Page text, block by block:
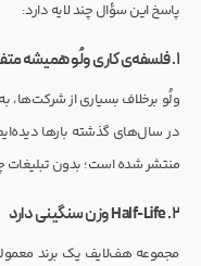
پاسخ این سؤال چند لایه دارد:
۱. فلسفه‌ی کاری ولُو همیشه متفاوت بوده
ولُو برخلاف بسیاری از شرکت‌ها،
در سال‌های گذشته بارها
منتشر شده است؛ بدون تبلیغات
۲. Half-Life وزن سنگینی دارد
مجموعه هف‌لایف یک برند